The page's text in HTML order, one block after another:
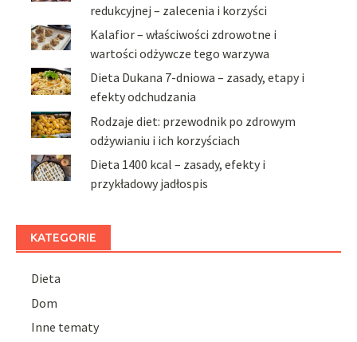
redukcyjnej – zalecenia i korzyści
Kalafior – właściwości zdrowotne i
wartości odżywcze tego warzywa
Dieta Dukana 7-dniowa – zasady, etapy i
efekty odchudzania
Rodzaje diet: przewodnik po zdrowym
odżywianiu i ich korzyściach
Dieta 1400 kcal – zasady, efekty i
przykładowy jadłospis
KATEGORIE
Dieta
Dom
Inne tematy